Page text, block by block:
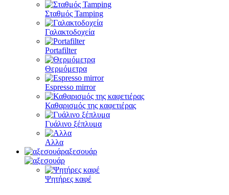
Σταθμός Tamping
Γαλακτοδοχεία
Portafilter
Θερμόμετρα
Espresso mirror
Καθαρισμός της καφετιέρας
Γυάλινο ξέπλυμα
Αλλα
αξεσουάρ
Ψητήρες καφέ